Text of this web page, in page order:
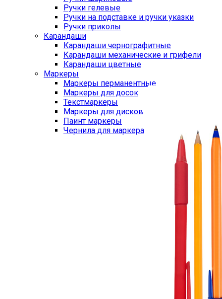
Ручки гелевые
Ручки на подставке и ручки указки
Ручки приколы
Карандаши
Карандаши чернографитные
Карандаши механические и грифели
Карандаши цветные
Маркеры
Маркеры перманентные
Маркеры для досок
Текстмаркеры
Маркеры для дисков
Паинт маркеры
Чернила для маркера